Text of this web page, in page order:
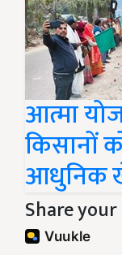
आत्मा
किसानों
आधुनिक
Share